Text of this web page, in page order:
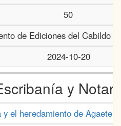
50
de Ediciones del Cabildo
2024-10-20
y
el heredamiento de Agaete